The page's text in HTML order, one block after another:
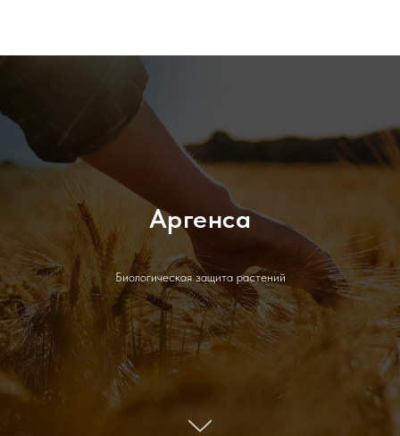
Аргенса
Биологическая защита растений